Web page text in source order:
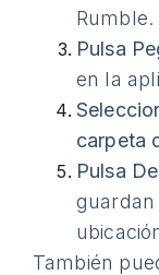
Rumble.
Pulsa
en la
carpeta
Pulsa
guardan
También